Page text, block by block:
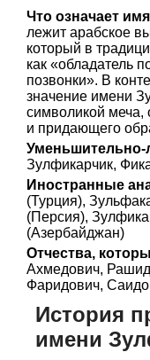
Что означает
лежит арабское
который в
как «обладатель
позвонки». В
значение имени
символикой меча,
и придающего
Уменьшительно-
Зулфикарчик,
Иностранные
(Турция),
(Персия),
(Азербайджан)
Отчества,
Ахмедович,
Фаридович,
История
имени